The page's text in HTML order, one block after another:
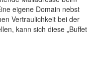
eigene Domain nebst
Vertraulichkeit bei der
kann sich diese „Buffet